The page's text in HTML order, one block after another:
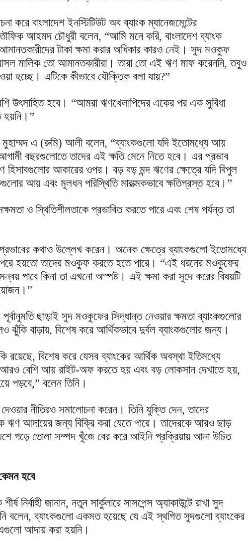
করে বাংলাদেশ ইনস্টিটিউট অব ব্যাংক ম্যানেজমেন্টের
আহমদ চৌধুরী বলেন, “আমি মনে করি, বাংলাদেশ ব্যাংক
টাকা ক্ষমা করার অধিকার কারও নেই। সুদ মওকুফ
মালিক তো আমানতকারীরা। তারা তো এই ঋণ মাফ করেননি, তবুও
হচ্ছে। এটিকে কীভাবে যৌক্তিক বলা যায়?”
উৎসাহিত হবে। “আমরা ঋণখেলাপিদের একের পর এক সুবিধা
হয়নি।”
মুহাম্মদ এ (রুমি) আলী বলেন, “ব্যাংকগুলো যদি ইতোমধ্যে আয়
বছরগুলোতে তাদের এই ক্ষতি মেনে নিতে হবে। এর প্রভাব
হিসাবগুলোর আকারের ওপর। বড় বড় মন্দ ঋণের ক্ষেত্রে যদি বিপুল
আয় এবং মূলধন পরিস্থিতি মারাত্মকভাবে ক্ষতিগ্রস্ত হবে।”
ও স্থিতিশীলতাকে প্রভাবিত করতে পারে এবং শেষ পর্যন্ত তা
কথাও উল্লেখ করেন। অনেক ক্ষেত্রে ব্যাংকগুলো ইতোমধ্যে
পরে হয়তো তাদের মওকুফ করতে হতে পারে। “এই ধরনের মওকুফের
পাবে কিনা তা এখনো অস্পষ্ট। এই ক্ষমা করা সুদে করের বিষয়টি
পূর্বানুমতি ছাড়াই সুদ মওকুফের সিদ্ধান্ত নেওয়ার ক্ষমতা ব্যাংকগুলোর
ঝুঁকি বাড়ায়, বিশেষ করে আর্থিকভাবে দুর্বল ব্যাংকগুলোর জন্য।
রয়েছে, বিশেষ করে যেসব ব্যাংকের আর্থিক অবস্থা ইতিমধ্যে
বেশি আয় রাইট-অফ করতে হয় এবং বড় লোকসান দেখাতে হয়,
পড়বে,” বলেন তিনি।
নীতিরও সমালোচনা করেন। তিনি যুক্তি দেন, তাদের
ঋণ আদায়ের জন্য বিক্রি করা যেতে পারে। তাদেরকে আরও ছাড়
গড়ে তোলা সম্পদ খুঁজে বের করে আইনি প্রক্রিয়ায় আনা উচিত
হবে
নির্বাহী জানান, নতুন সার্কুলারে সাসপেন্স অ্যাকাউন্টে রাখা সুদ
বলেন, ব্যাংকগুলো একমত হয়েছে যে এই স্থগিত সুদগুলো ব্যাংকের
আদায় করা হয়নি।